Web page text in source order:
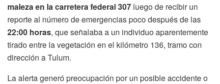
maleza en la carretera federal 307 luego de recibir un
reporte al número de emergencias poco después de las
22:00 horas, que señalaba a un individuo aparentemente
tirado entre la vegetación en el kilómetro 136, tramo con
dirección a Tulum.
La alerta generó preocupación por un posible accidente o